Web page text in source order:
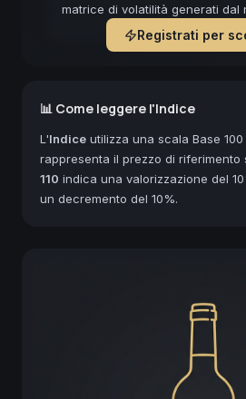
matrice di volatilità generati dal
Registrati per
📊 Come leggere l'Indice
L'Indice utilizza una scala Base 100
rappresenta il prezzo di riferimento
110 indica una valorizzazione del
un decremento del 10%.